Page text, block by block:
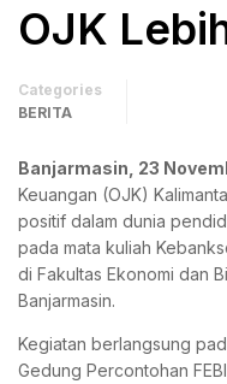
OJK
Categories
BERITA
Banjarmasin, 23
Keuangan (OJK)
positif dalam dunia
pada mata kuliah
di Fakultas Ekonomi dan
Banjarmasin.
Kegiatan berlangsung
Gedung Percontohan